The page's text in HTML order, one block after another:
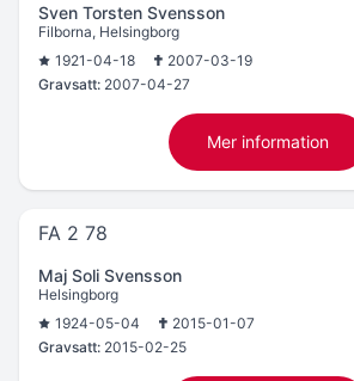
Sven Torsten Svensson
Filborna, Helsingborg
1921-04-18
2007-03-19
Gravsatt: 2007-04-27
Mer information
FA 2 78
Maj Soli Svensson
Helsingborg
1924-05-04
2015-01-07
Gravsatt: 2015-02-25